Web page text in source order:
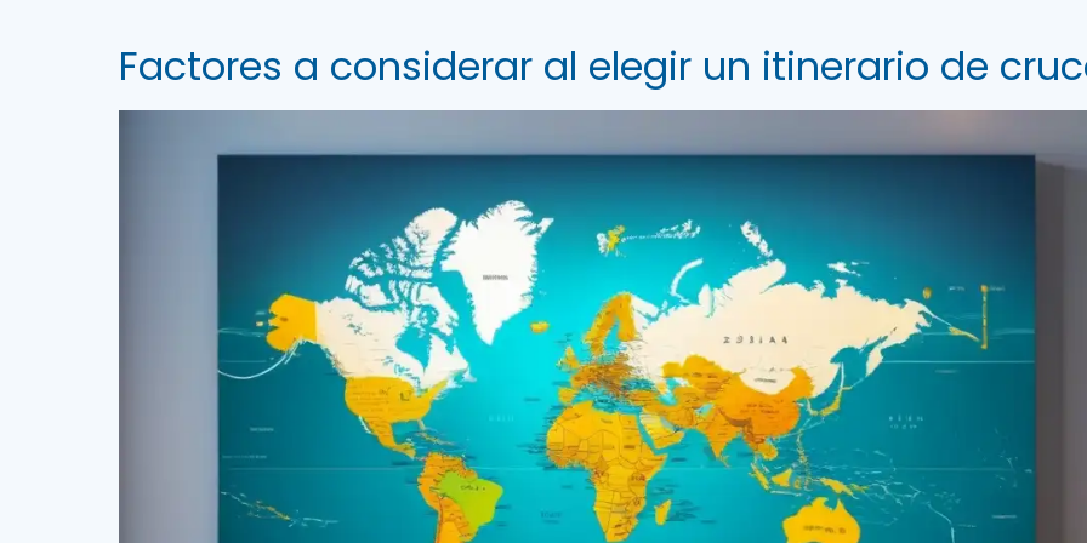
Factores a considerar al elegir un itinerario de